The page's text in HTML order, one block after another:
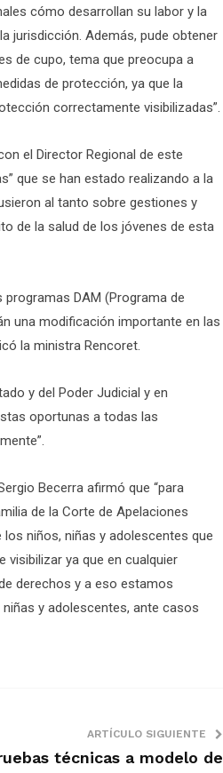
cómo desarrollan su labor y la
jurisdicción. Además, pude obtener
de cupo, tema que preocupa a
de protección, ya que la
correctamente visibilizadas”.
el Director Regional de este
que se han estado realizando a la
al tanto sobre gestiones y
de la salud de los jóvenes de esta
DAM (Programa de
una modificación importante en las
la ministra Rencoret.
y del Poder Judicial y en
oportunas a todas las
Becerra afirmó que “para
de la Corte de Apelaciones
niños, niñas y adolescentes que
visibilizar ya que en cualquier
derechos y a eso estamos
y adolescentes, ante casos
ARTÍCULO SIGUIENTE
técnicas a modelo de